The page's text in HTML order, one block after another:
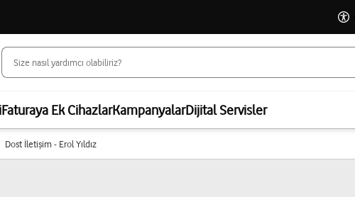
Faturaya Ek CihazlarKampanyalarDijital Servisler
Dost İletişim - Erol Yıldız